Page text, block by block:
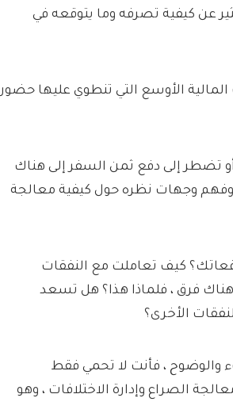
عن كيفية تصرفه وما يتوقعه في
المالية الأوسع التي تنطوي عليها حضور
تضطر إلى دفع ثمن السفر إلى هناك
وفهم وجهات نظره حول كيفية معالجة
كيف تعاملت مع النفقات
فرق ، فلماذا هذا؟ هل تسعد
الأخرى؟
والوضوح ، فأنت لا تحمي فقط
الصراع وإدارة الاختلافات ، وهو